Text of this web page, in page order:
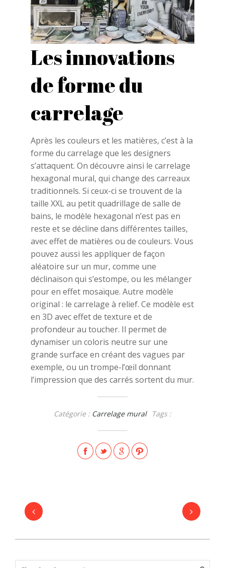
Les innovations
de forme du
carrelage
Après les couleurs et les matières, c’est à la
forme du carrelage que les designers
s’attaquent. On découvre ainsi le carrelage
hexagonal mural, qui change des carreaux
traditionnels. Si ceux-ci se trouvent de la
taille XXL au petit quadrillage de salle de
bains, le modèle hexagonal n’est pas en
reste et se décline dans différentes tailles,
avec effet de matières ou de couleurs. Vous
pouvez aussi les appliquer de façon
aléatoire sur un mur, comme une
déclinaison qui s’estompe, ou les mélanger
pour en effet mosaïque. Autre modèle
original : le carrelage à relief. Ce modèle est
en 3D avec effet de texture et de
profondeur au toucher. Il permet de
dynamiser un coloris neutre sur une
grande surface en créant des vagues par
exemple, ou un trompe-l’œil donnant
l’impression que des carrés sortent du mur.
Catégorie : Carrelage mural Tags :